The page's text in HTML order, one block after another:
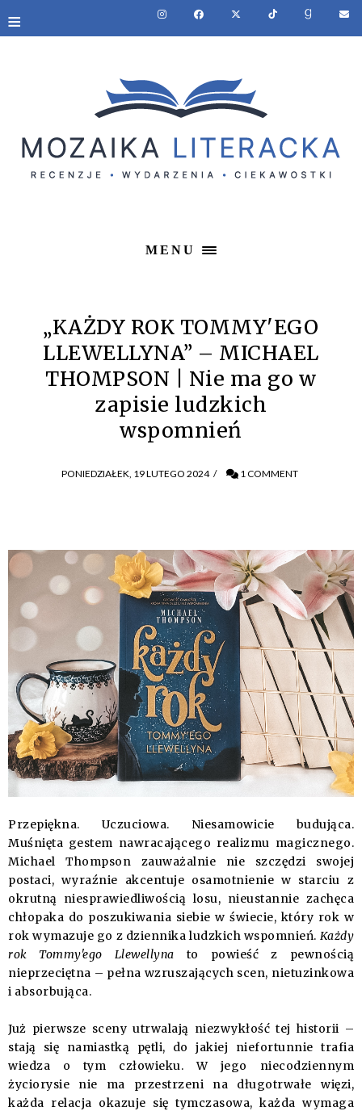
≡
MENU
„KAŻDY ROK TOMMY'EGO
LLEWELLYNA” – MICHAEL
THOMPSON | Nie ma go w
zapisie ludzkich
wspomnień
PONIEDZIAŁEK, 19 LUTEGO 2024 / 1 COMMENT
Przepiękna. Uczuciowa. Niesamowicie budująca.
Muśnięta gestem nawracającego realizmu magicznego.
Michael Thompson zauważalnie nie szczędzi swojej
postaci, wyraźnie akcentuje osamotnienie w starciu z
okrutną niesprawiedliwością losu, nieustannie zachęca
chłopaka do poszukiwania siebie w świecie, który rok w
rok wymazuje go z dziennika ludzkich wspomnień. Każdy
rok Tommy'ego Llewellyna to powieść z pewnością
nieprzeciętna – pełna wzruszających scen, nietuzinkowa
i absorbująca.
Już pierwsze sceny utrwalają niezwykłość tej historii –
stają się namiastką pętli, do jakiej niefortunnie trafia
wiedza o tym człowieku. W jego niecodziennym
życiorysie nie ma przestrzeni na długotrwałe więzi,
każda relacja okazuje się tymczasowa, każda wymaga